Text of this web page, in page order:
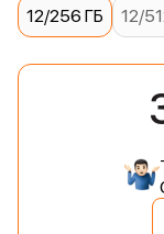
12/256 ГБ 12/